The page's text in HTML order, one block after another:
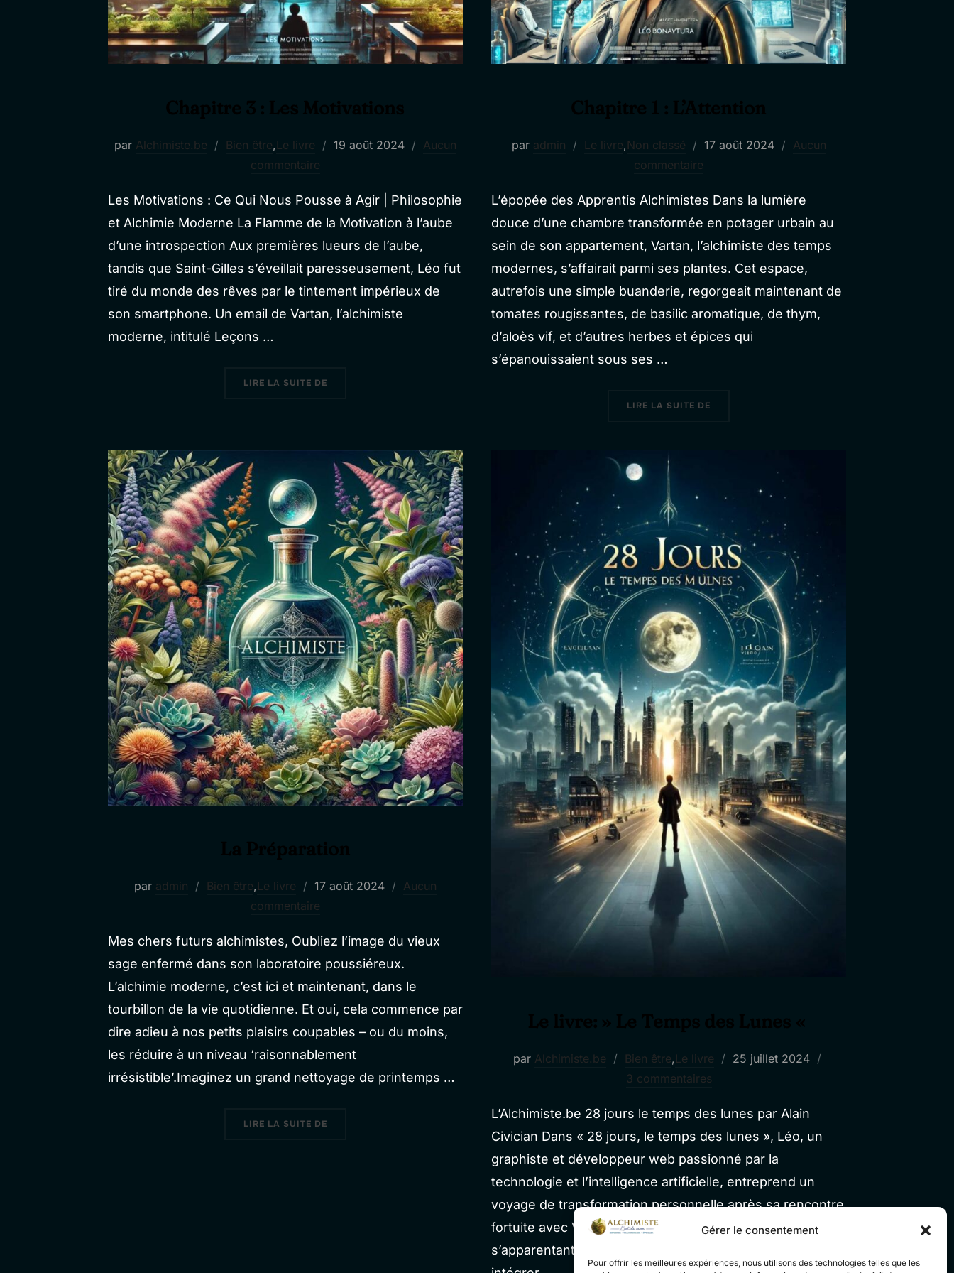
Gérer le consentement
Pour offrir les meilleures expériences, nous utilisons des technologies telles que les
par Alchimiste.be Bien être, Le livre
Publié
19 août 2024
Aucun
commentaire
Les Motivations : Ce Qui Nous Pousse à Agir | Philosophie
et Alchimie Moderne La Flamme de la Motivation à l’aube
d’une introspection Aux premières lueurs de l’aube,
tandis que Saint-Gilles s’éveillait paresseusement, Léo fut
tiré du monde des rêves par le tintement impérieux de
son smartphone. Un email de Vartan, l’alchimiste
moderne, intitulé Leçons …
LIRE LA SUITE DE
par admin Le livre, Non classé
Publié
17 août 2024
Aucun
commentaire
L’épopée des Apprentis Alchimistes Dans la lumière
douce d’une chambre transformée en potager urbain au
sein de son appartement, Vartan, l’alchimiste des temps
modernes, s’affairait parmi ses plantes. Cet espace,
autrefois une simple buanderie, regorgeait maintenant de
tomates rougissantes, de basilic aromatique, de thym,
d’aloès vif, et d’autres herbes et épices qui
s’épanouissaient sous ses …
LIRE LA SUITE DE
par admin Bien être, Le livre
Publié
le
17 août 2024
Aucun
commentaire
Mes chers futurs alchimistes, Oubliez l’image du vieux
sage enfermé dans son laboratoire poussiéreux.
L’alchimie moderne, c’est ici et maintenant, dans le
tourbillon de la vie quotidienne. Et oui, cela commence par
dire adieu à nos petits plaisirs coupables – ou du moins,
les réduire à un niveau ‘raisonnablement
irrésistible’.Imaginez un grand nettoyage de printemps …
LIRE LA SUITE DE
par Alchimiste.be Bien être, Le livre
Publié
25 juillet 2024
3 commentaires
L’Alchimiste.be 28 jours le temps des lunes par Alain
Civician Dans « 28 jours, le temps des lunes », Léo, un
graphiste et développeur web passionné par la
technologie et l’intelligence artificielle, entreprend un
voyage de transformation personnelle après sa rencontre
fortuite avec Vartan Solstice, l’alchimiste. Ce hasard,
s’apparentant à un tournant déterminant, pousse Léo à